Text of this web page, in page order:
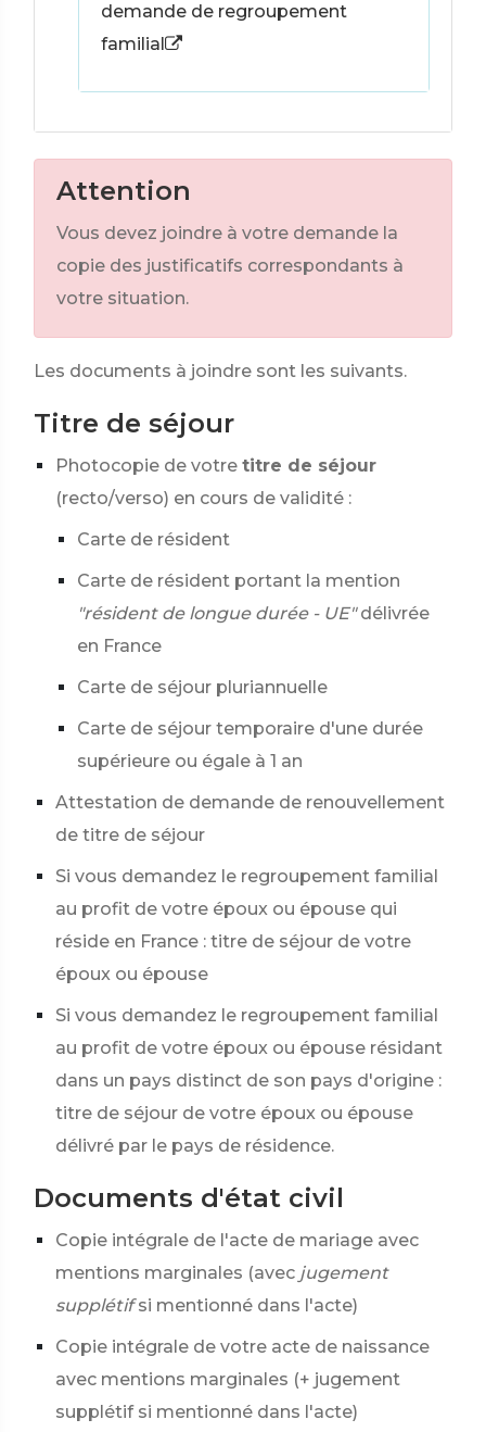
demande de regroupement
familial
Attention
Vous devez joindre à votre demande la
copie des justificatifs correspondants à
votre situation.
Les documents à joindre sont les suivants.
Titre de séjour
Photocopie de votre titre de séjour
(recto/verso) en cours de validité :
Carte de résident
Carte de résident portant la mention
"résident de longue durée - UE" délivrée
en France
Carte de séjour pluriannuelle
Carte de séjour temporaire d'une durée
supérieure ou égale à 1 an
Attestation de demande de renouvellement
de titre de séjour
Si vous demandez le regroupement familial
au profit de votre époux ou épouse qui
réside en France : titre de séjour de votre
époux ou épouse
Si vous demandez le regroupement familial
au profit de votre époux ou épouse résidant
dans un pays distinct de son pays d'origine :
titre de séjour de votre époux ou épouse
délivré par le pays de résidence.
Documents d'état civil
Copie intégrale de l'acte de mariage avec
mentions marginales (avec jugement
supplétif si mentionné dans l'acte)
Copie intégrale de votre acte de naissance
avec mentions marginales (+ jugement
supplétif si mentionné dans l'acte)